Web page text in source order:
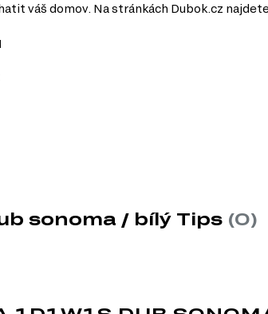
váš domov. Na stránkách Dubok.cz
úpravou, vitrína je odolná a snadno se čistí.
vaše oblíbené předměty a přidat do prostoru
nábytkuTips, který se skládá z 29 produktů.
sonoma / bílý Tips (0)